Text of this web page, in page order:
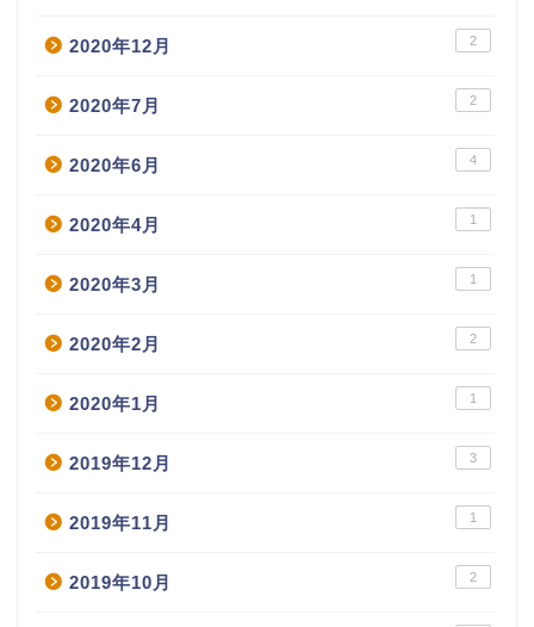
2020年12月 2
2020年7月 2
2020年6月 4
2020年4月 1
2020年3月 1
2020年2月 2
2020年1月 1
2019年12月 3
2019年11月 1
2019年10月 2